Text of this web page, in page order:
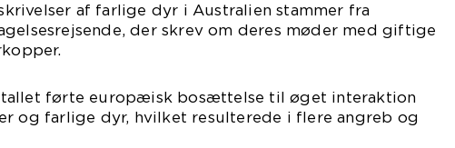
af farlige dyr i Australien stammer fra
der skrev om deres møder med giftige
tallet førte europæisk bosættelse til øget interaktion
og farlige dyr, hvilket resulterede i flere angreb og